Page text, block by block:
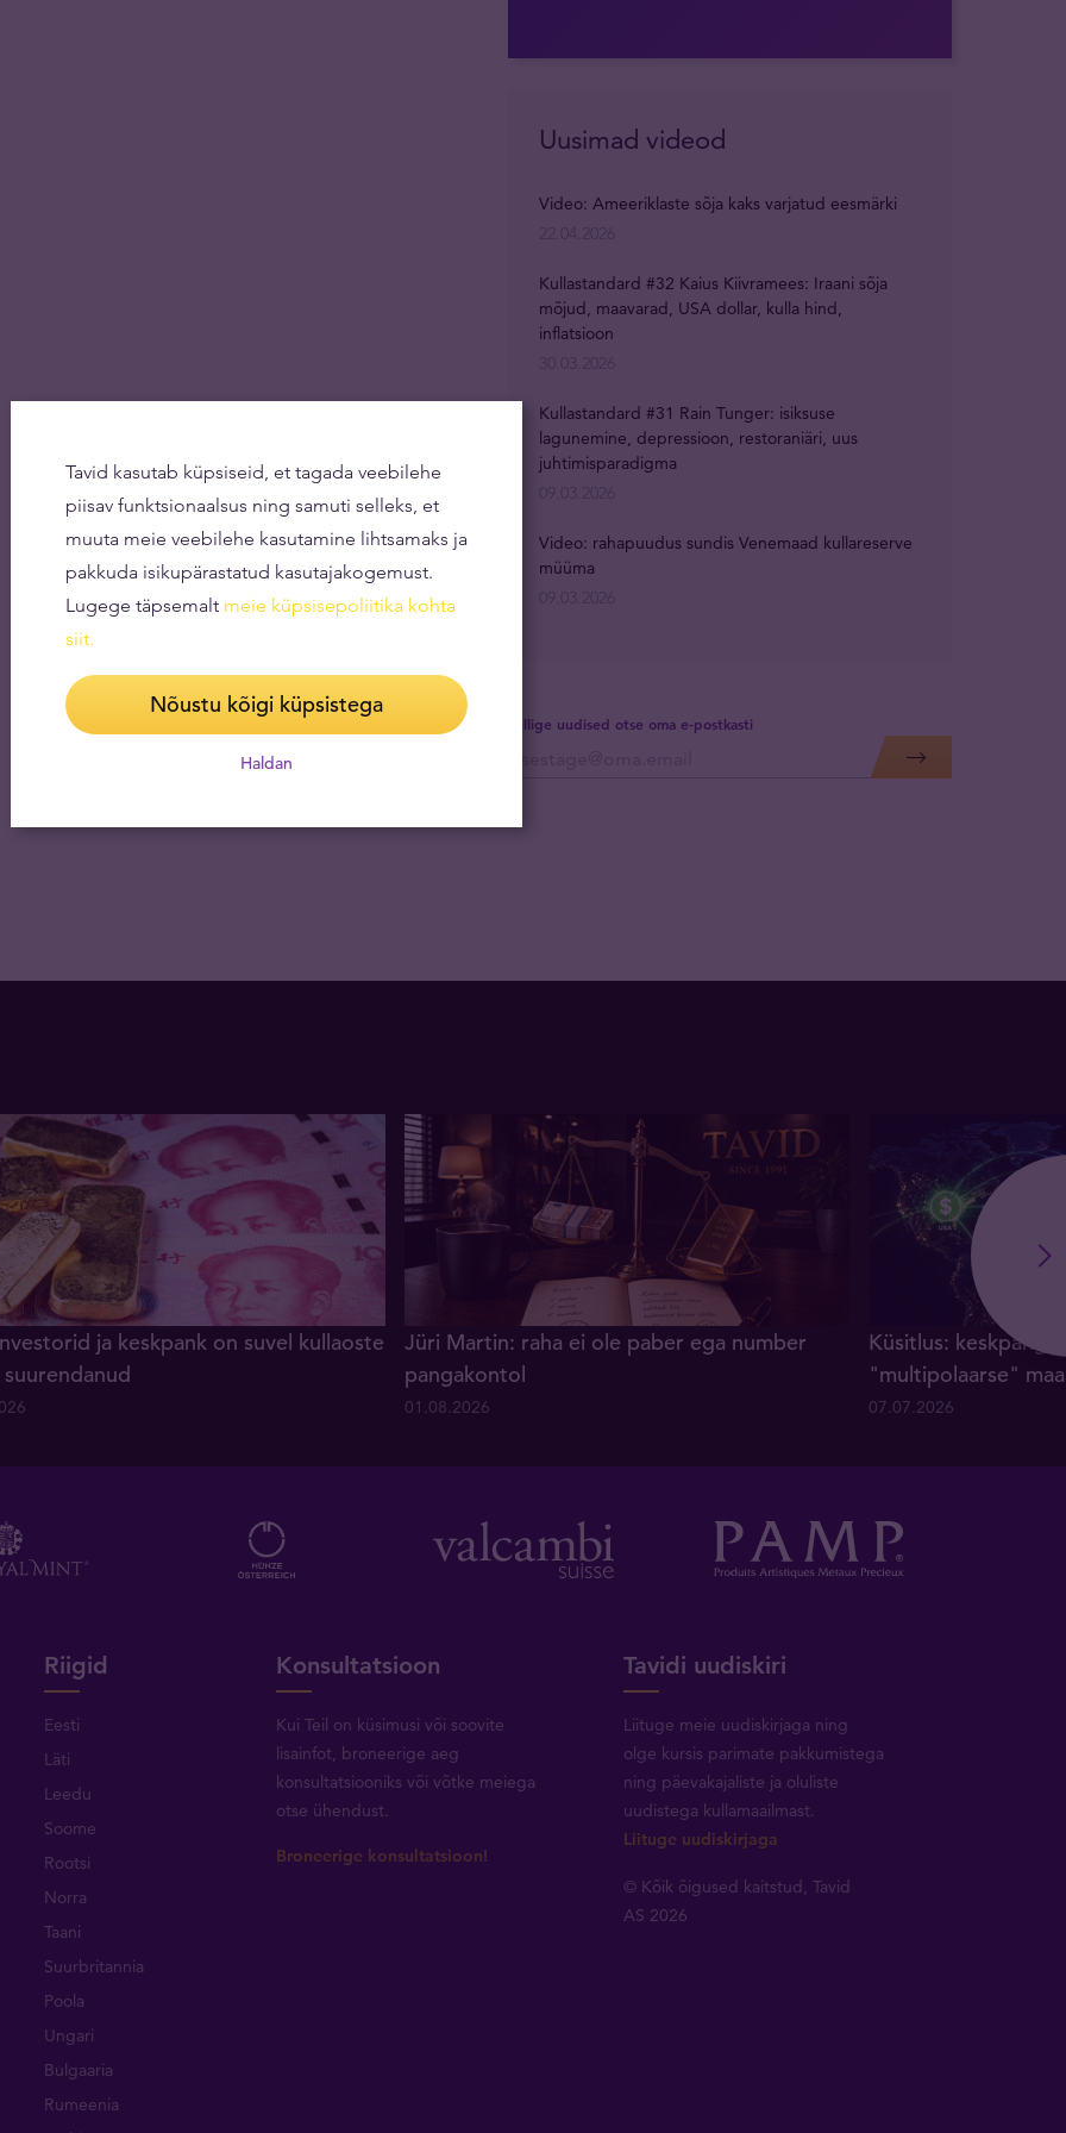
Tellige uudised otse oma e-postkasti
Uusimad videod
Video: Ameeriklaste sõja kaks varjatud eesmärki
Kullastandard #32 Kaius Kiivramees: Iraani sõja
mõjud, maavarad, USA dollar, kulla hind,
inflatsioon
Kullastandard #31 Rain Tunger: isiksuse
lagunemine, depressioon, restoraniäri, uus
juhtimisparadigma
Video: rahapuudus sundis Venemaad kullareserve
müüma
ja keskpank on suvel kullaoste
Jüri Martin: raha ei ole paber ega number
pangakontol
01.08.2026
Küsitlus:
"multipolaarse"
07.07.2026
Riigid
Eesti
Läti
Leedu
Soome
Rootsi
Norra
Taani
Suurbritannia
Poola
Ungari
Bulgaaria
Rumeenia
Konsultatsioon
Kui Teil on küsimusi või soovite
lisainfot, broneerige aeg
konsultatsiooniks või võtke meiega
otse ühendust.
Broneerige konsultatsioon!
Tavidi uudiskiri
Liituge meie uudiskirjaga ning
olge kursis parimate pakkumistega
ning päevakajaliste ja oluliste
uudistega kullamaailmast.
Liituge uudiskirjaga
© Kõik õigused kaitstud, Tavid
AS 2026
Tavid kasutab küpsiseid, et tagada veebilehe
piisav funktsionaalsus ning samuti selleks, et
muuta meie veebilehe kasutamine lihtsamaks ja
pakkuda isikupärastatud kasutajakogemust.
Lugege täpsemalt meie küpsisepoliitika kohta
siit.
Nõustu kõigi küpsistega
Haldan